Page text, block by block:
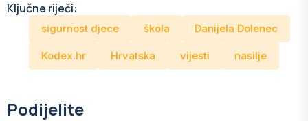
Ključne riječi:
sigurnost djece škola Danijela Dolenec
Kodex.hr Hrvatska vijesti nasilje
Podijelite